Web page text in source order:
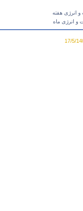
و انرژی هفته
و انرژی ماه